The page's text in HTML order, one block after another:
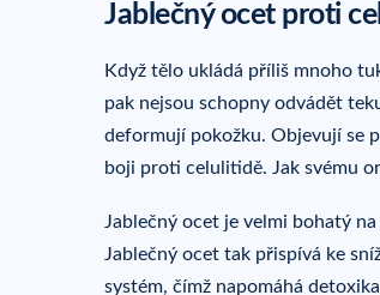
Jablečný ocet proti
Když tělo ukládá příliš mnoho
pak nejsou schopny odvádět
deformují pokožku. Objevují se
boji proti celulitidě. Jak svému
Jablečný ocet je velmi bohatý
Jablečný ocet tak přispívá ke
systém, čímž napomáhá